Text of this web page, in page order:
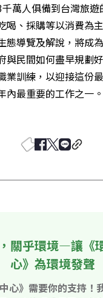
萬人俱備到台灣旅
喝、採購等以消費為
態導覽及解說，將成
與民間如何盡早規劃
業訓練，以迎接這份
內最重要的工作之一。
關乎環境—讓《
心》為環境發聲
心》需要你的支持！